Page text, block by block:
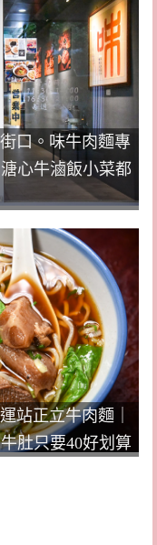
口。味牛肉麵專
心牛滷飯小菜都
站正立牛肉麵｜
肚只要40好划算